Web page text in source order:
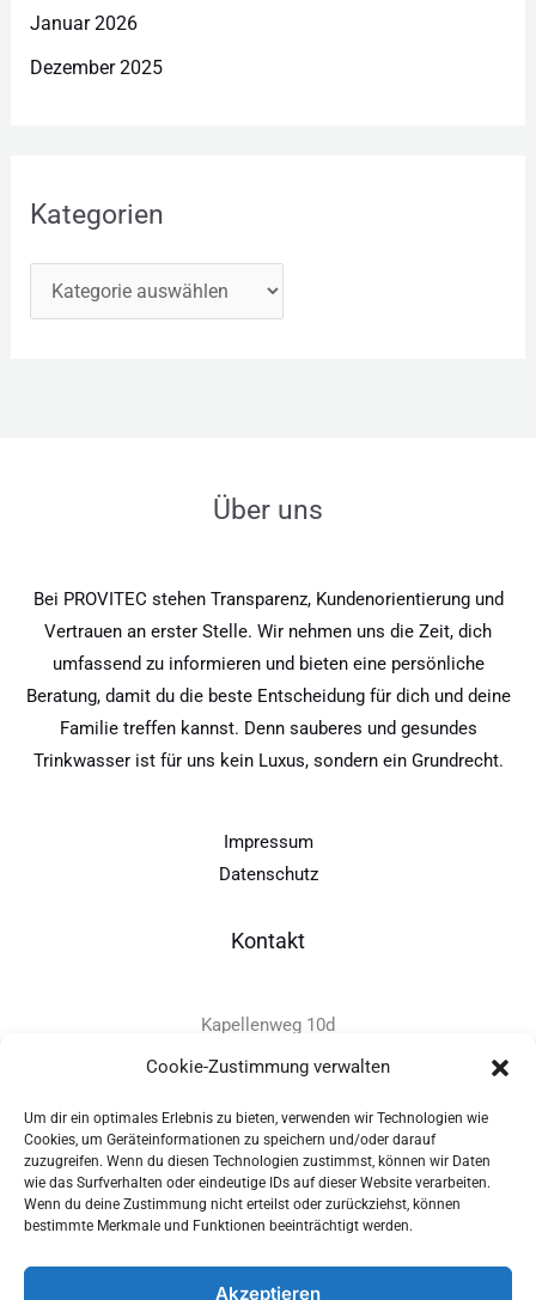
Cookie-Zustimmung verwalten
Um dir ein optimales Erlebnis zu bieten, verwenden wir Technologien wie
Cookies, um Geräteinformationen zu speichern und/oder darauf
zuzugreifen. Wenn du diesen Technologien zustimmst, können wir Daten
wie das Surfverhalten oder eindeutige IDs auf dieser Website verarbeiten.
Wenn du deine Zustimmung nicht erteilst oder zurückziehst, können
bestimmte Merkmale und Funktionen beeinträchtigt werden.
Akzeptieren
Januar 2026
Dezember 2025
Kategorien
Über uns
Bei PROVITEC stehen Transparenz, Kundenorientierung und
Vertrauen an erster Stelle. Wir nehmen uns die Zeit, dich
umfassend zu informieren und bieten eine persönliche
Beratung, damit du die beste Entscheidung für dich und deine
Familie treffen kannst. Denn sauberes und gesundes
Trinkwasser ist für uns kein Luxus, sondern ein Grundrecht.
Impressum
Datenschutz
Kontakt
Kapellenweg 10d
D-94575 Windorf
+49 - (0)8546 - 97 39 0
info@provitec.de
www.provitec.com